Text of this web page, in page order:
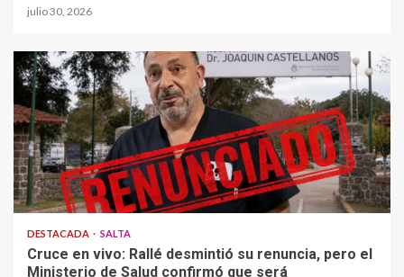
julio 30, 2026
DESTACADA SALTA
Cruce en vivo: Rallé desmintió su renuncia, pero el
Ministerio de Salud confirmó que será